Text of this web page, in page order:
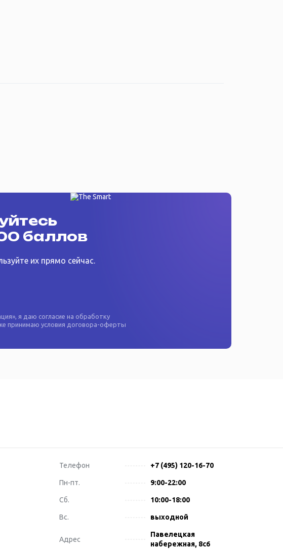
баллов
их прямо сейчас.
», я даю согласие на обработку
принимаю условия договора-оферты
Телефон +7 (495) 120-16-70
Пн-пт. 9:00-22:00
Сб. 10:00-18:00
Вс. выходной
Адрес
Павелецкая
набережная, 8с6